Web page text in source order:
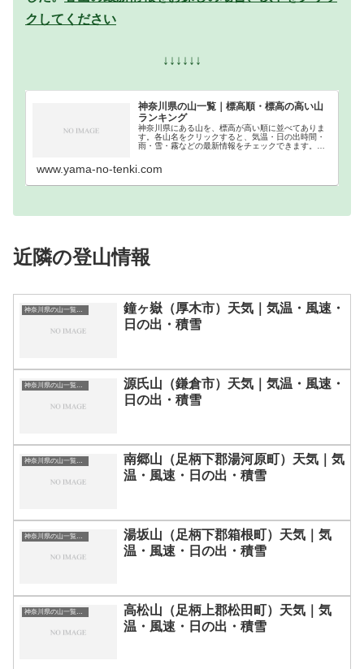
クしてください
↓↓↓↓↓↓
神奈川県の山一覧｜標高順・標高の高い山
ランキング
神奈川県にある山を、標高が高い順に並べてありま
す。各山名をクリックすると、気温・日の出時間・
雨・雪・霧などの最新情報をチェックできます。神
www.yama-no-tenki.com
近隣の登山情報
神奈川県の山一覧｜標高順・標高の高い山ランキング
鐘ヶ嶽（厚木市）天気｜気温・風速・
日の出・積雪
神奈川県の山一覧｜標高順・標高の高い山ランキング
源氏山（鎌倉市）天気｜気温・風速・
日の出・積雪
神奈川県の山一覧｜標高順・標高の高い山ランキング
南郷山（足柄下郡湯河原町）天気｜気
温・風速・日の出・積雪
神奈川県の山一覧｜標高順・標高の高い山ランキング
湯坂山（足柄下郡箱根町）天気｜気
温・風速・日の出・積雪
神奈川県の山一覧｜標高順・標高の高い山ランキング
高松山（足柄上郡松田町）天気｜気
温・風速・日の出・積雪